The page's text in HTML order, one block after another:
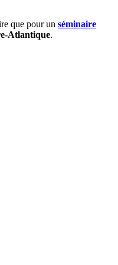
que pour un séminaire
Atlantique.